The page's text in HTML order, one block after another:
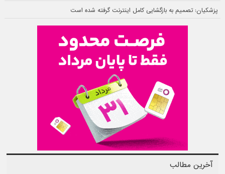
پزشکیان: تصمیم به بازگشایی کامل اینترنت گرفته شده است
آخرین مطالب